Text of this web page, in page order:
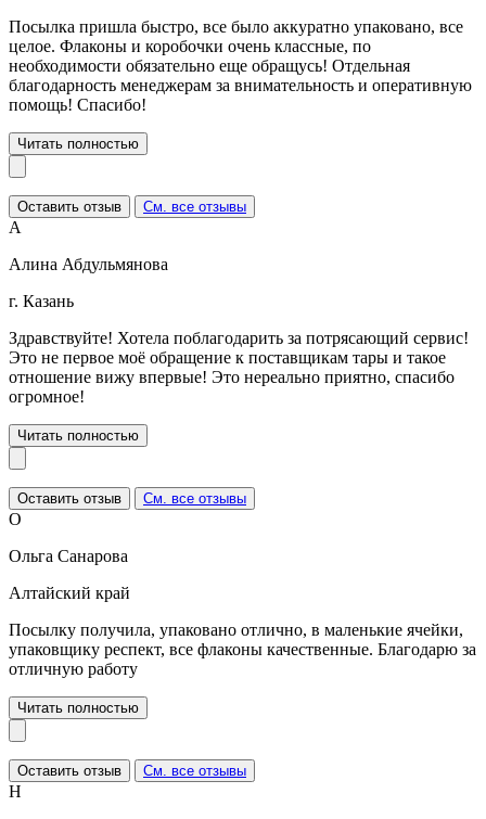
Посылка пришла быстро, все было аккуратно упаковано, все
целое. Флаконы и коробочки очень классные, по
необходимости обязательно еще обращусь! Отдельная
благодарность менеджерам за внимательность и оперативную
помощь! Спасибо!
Читать полностью
Оставить отзыв См. все отзывы
А
Алина Абдульмянова
г. Казань
Здравствуйте! Хотела поблагодарить за потрясающий сервис!
Это не первое моё обращение к поставщикам тары и такое
отношение вижу впервые! Это нереально приятно, спасибо
огромное!
Читать полностью
Оставить отзыв См. все отзывы
О
Ольга Санарова
Алтайский край
Посылку получила, упаковано отлично, в маленькие ячейки,
упаковщику респект, все флаконы качественные. Благодарю за
отличную работу
Читать полностью
Оставить отзыв См. все отзывы
Н